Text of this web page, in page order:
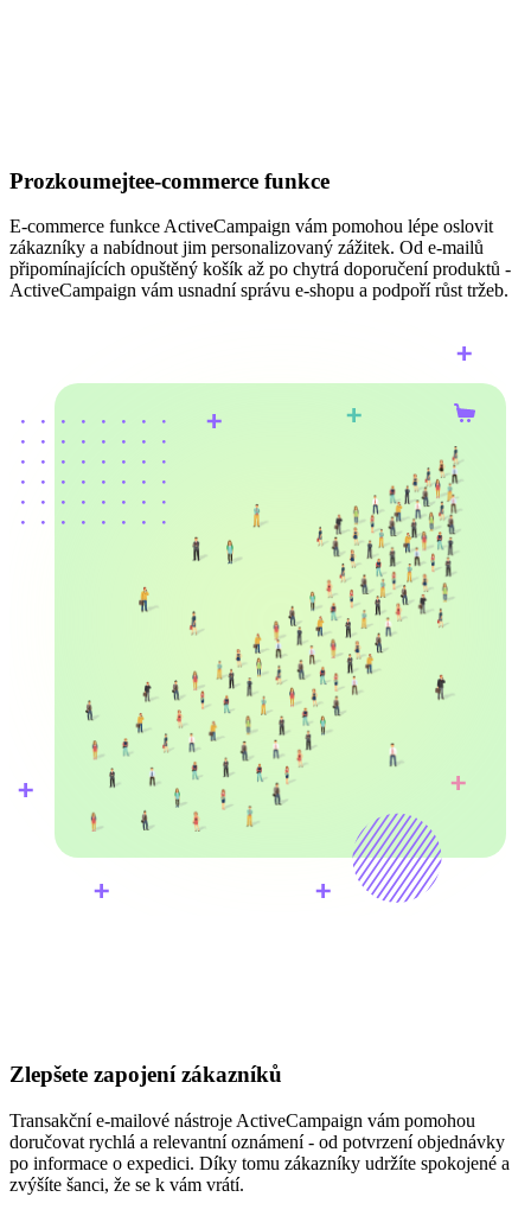
Prozkoumejtee-commerce funkce
E-commerce funkce ActiveCampaign vám pomohou lépe oslovit
zákazníky a nabídnout jim personalizovaný zážitek. Od e-mailů
připomínajících opuštěný košík až po chytrá doporučení produktů -
ActiveCampaign vám usnadní správu e-shopu a podpoří růst tržeb.
Zlepšete zapojení zákazníků
Transakční e-mailové nástroje ActiveCampaign vám pomohou
doručovat rychlá a relevantní oznámení - od potvrzení objednávky
po informace o expedici. Díky tomu zákazníky udržíte spokojené a
zvýšíte šanci, že se k vám vrátí.